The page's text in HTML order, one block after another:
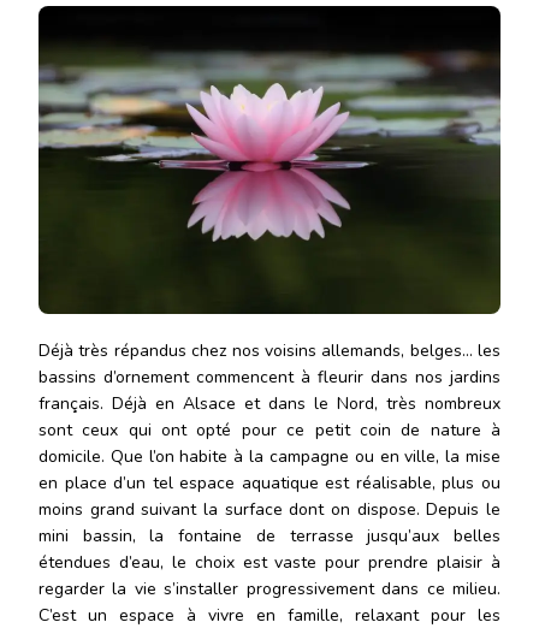
JARDIN:
À
SE
POSER
AVANT!
Déjà très répandus chez nos voisins allemands, belges… les
bassins d’ornement commencent à fleurir dans nos jardins
français. Déjà en Alsace et dans le Nord, très nombreux
sont ceux qui ont opté pour ce petit coin de nature à
domicile. Que l’on habite à la campagne ou en ville, la mise
en place d’un tel espace aquatique est réalisable, plus ou
moins grand suivant la surface dont on dispose. Depuis le
mini bassin, la fontaine de terrasse jusqu’aux belles
étendues d’eau, le choix est vaste pour prendre plaisir à
regarder la vie s’installer progressivement dans ce milieu.
C’est un espace à vivre en famille, relaxant pour les